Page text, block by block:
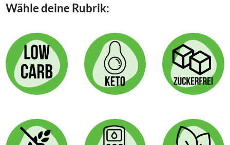
SCHOKOKUCHEN
HASELNÜSSEN
Wähle deine Rubrik: